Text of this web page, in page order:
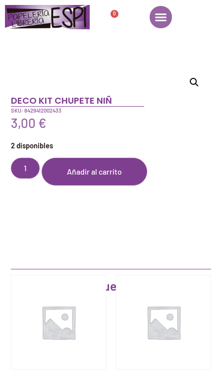
0
DECO KIT CHUPETE NIÑ
SKU: 8429412002433
3,00 €
2 disponibles
Añadir al carrito
Artículos que pueden interesarte